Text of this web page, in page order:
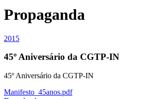
Propaganda
2015
45º Aniversário da CGTP-IN
45º Aniversário da CGTP-IN
Manifesto_45anos.pdf